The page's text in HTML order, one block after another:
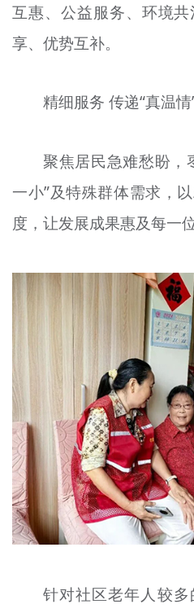
互惠、公益服务、环境
享、优势互补。
精细服务 传递“真温情
聚焦居民急难愁盼，
一小”及特殊群体需求，
度，让发展成果惠及每一位
针对社区老年人较